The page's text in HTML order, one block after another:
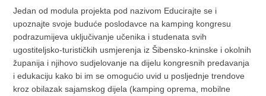
Jedan od modula projekta pod nazivom Educirajte se i
upoznajte svoje buduće poslodavce na kamping kongresu
podrazumijeva uključivanje učenika i studenata svih
ugostiteljsko-turističkih usmjerenja iz Šibensko-kninske i okolnih
županija i njihovo sudjelovanje na dijelu kongresnih predavanja
i edukaciju kako bi im se omogućio uvid u posljednje trendove
kroz obilazak sajamskog dijela (kamping oprema, mobilne